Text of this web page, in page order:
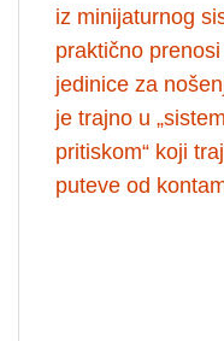
iz minijaturnog
praktično
jedinice za
je trajno u
pritiskom“ koji
puteve od